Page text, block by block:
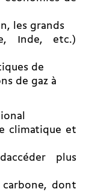
les grands
Inde, etc.)
de
de gaz à
climatique et
plus
carbone, dont